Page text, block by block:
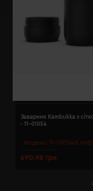
Модель: 11-
Заварник Kambukka з
- 11-01054
690.98 грн